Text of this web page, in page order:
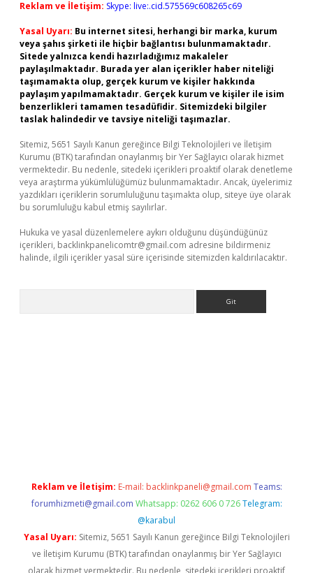
Reklam ve İletişim: Skype: live:.cid.575569c608265c69
Yasal Uyarı: Bu internet sitesi, herhangi bir marka, kurum
veya şahıs şirketi ile hiçbir bağlantısı bulunmamaktadır.
Sitede yalnızca kendi hazırladığımız makaleler
paylaşılmaktadır. Burada yer alan içerikler haber niteliği
taşımamakta olup, gerçek kurum ve kişiler hakkında
paylaşım yapılmamaktadır. Gerçek kurum ve kişiler ile isim
benzerlikleri tamamen tesadüfidir. Sitemizdeki bilgiler
taslak halindedir ve tavsiye niteliği taşımazlar.
Sitemiz, 5651 Sayılı Kanun gereğince Bilgi Teknolojileri ve İletişim
Kurumu (BTK) tarafından onaylanmış bir Yer Sağlayıcı olarak hizmet
vermektedir. Bu nedenle, sitedeki içerikleri proaktif olarak denetleme
veya araştırma yükümlülüğümüz bulunmamaktadır. Ancak, üyelerimiz
yazdıkları içeriklerin sorumluluğunu taşımakta olup, siteye üye olarak
bu sorumluluğu kabul etmiş sayılırlar.
Hukuka ve yasal düzenlemelere aykırı olduğunu düşündüğünüz
içerikleri, backlinkpanelicomtr@gmail.com adresine bildirmeniz
halinde, ilgili içerikler yasal süre içerisinde sitemizden kaldırılacaktır.
Reklam ve İletişim: E-mail: backlinkpaneli@gmail.com Teams:
forumhizmeti@gmail.com Whatsapp: 0262 606 0 726 Telegram:
@karabul
Yasal Uyarı: Sitemiz, 5651 Sayılı Kanun gereğince Bilgi Teknolojileri
ve İletişim Kurumu (BTK) tarafından onaylanmış bir Yer Sağlayıcı
olarak hizmet vermektedir. Bu nedenle, sitedeki içerikleri proaktif